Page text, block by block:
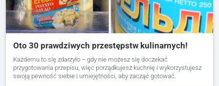
Oto 30 prawdziwych przestępstw kulinarnych!
Każdemu to się zdarzyło – gdy nie możesz się doczekać
przygotowania przepisu, więc porządkujesz kuchnię i wykorzystujesz
swoją pewność siebie i umiejętności, aby zacząć gotować.